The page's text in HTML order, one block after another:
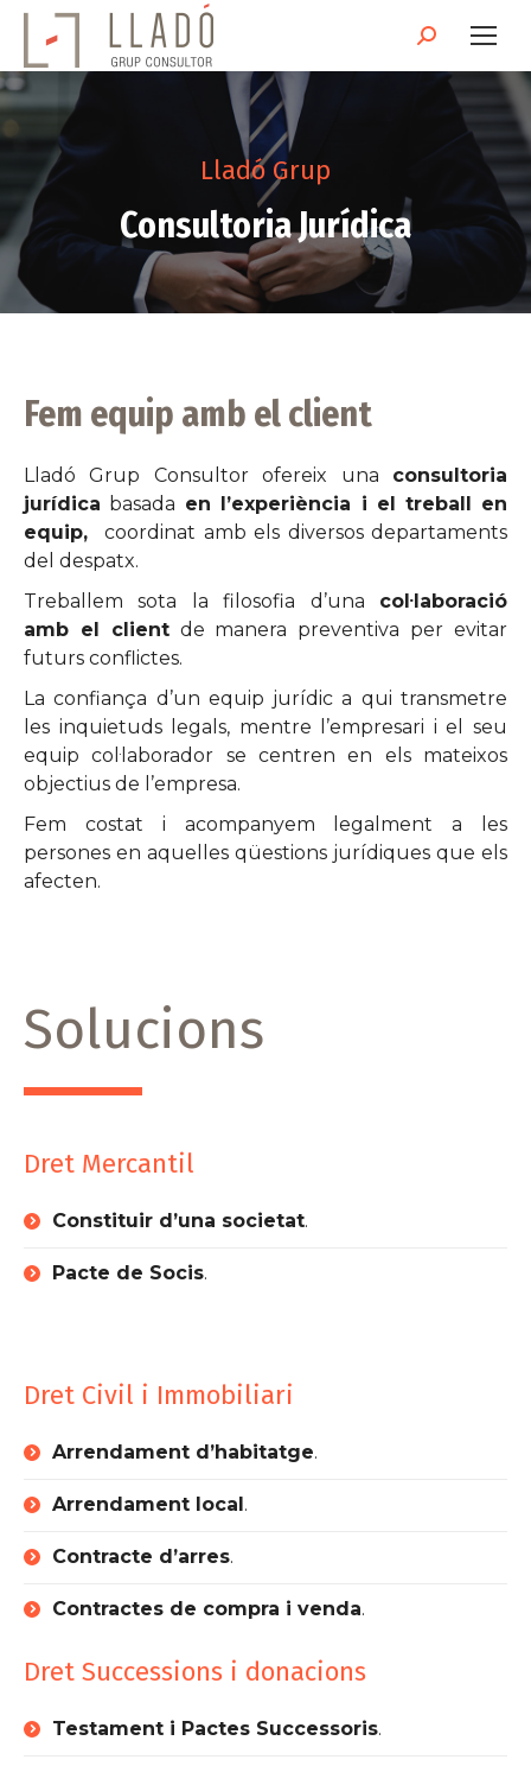
Search:
Lladó Grup
Consultoria Jurídica
Fem equip amb el client
Lladó Grup Consultor ofereix una consultoria
jurídica basada en l’experiència i el treball en
equip,
coordinat amb els diversos departaments
del despatx.
Treballem sota la filosofia d’una col·laboració
amb el clientde manera preventiva per evitar
futurs conflictes.
La confiança d’un equip jurídic a qui transmetre
les inquietuds legals, mentre l’empresari i el seu
equip col·laborador se centren en els mateixos
objectius de l’empresa.
Fem costat i acompanyem legalment a les
persones en aquelles qüestions jurídiques que els
afecten.
Solucions
Dret Mercantil
Constituir d’una societat.
Pacte de Socis.
Dret Civil i Immobiliari
Arrendament d’habitatge.
Arrendament local.
Contracte d’arres.
Contractes de compra i venda.
Dret Successions i donacions
Testament i Pactes Successoris.